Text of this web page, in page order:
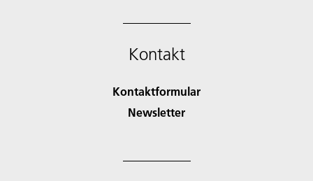
Kontakt
Kontaktformular
Newsletter